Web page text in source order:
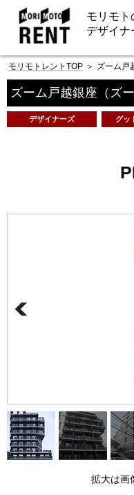
モリモト
デザイナ
モリモトレントTOP ＞ ズーム戸
ズーム戸越銀座 （ズ
デザイナーズ グッ
拡大は画